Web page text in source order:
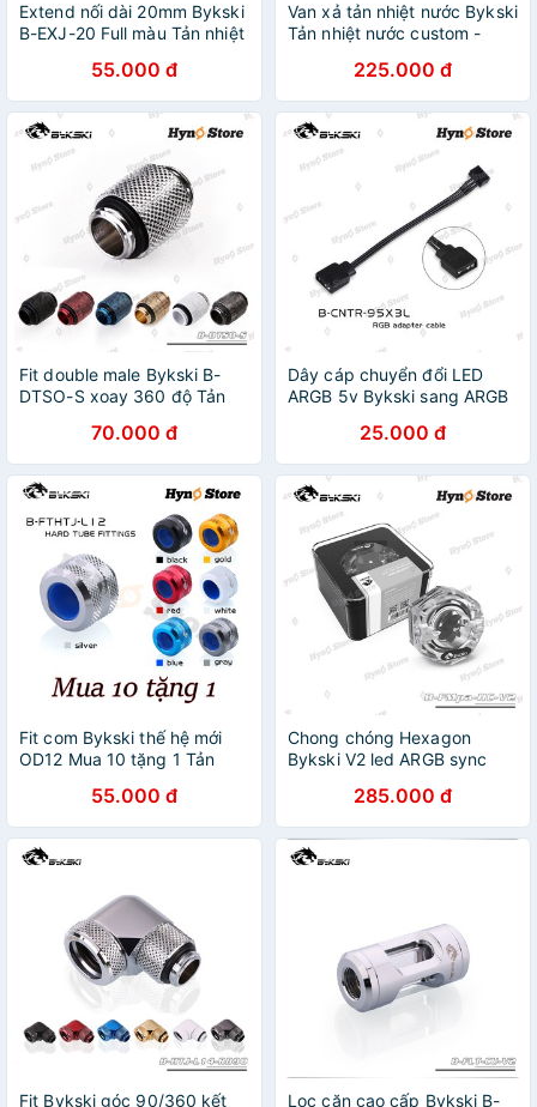
Extend nối dài 20mm Bykski
B-EXJ-20 Full màu Tản nhiệt
55.000 đ
Van xả tản nhiệt nước Bykski
Tản nhiệt nước custom -
225.000 đ
Fit double male Bykski B-
DTSO-S xoay 360 độ Tản
70.000 đ
Dây cáp chuyển đổi LED
ARGB 5v Bykski sang ARGB
25.000 đ
Fit com Bykski thế hệ mới
OD12 Mua 10 tặng 1 Tản
55.000 đ
Chong chóng Hexagon
Bykski V2 led ARGB sync
- Hyno Store285.000 đ
Fit Bykski góc 90/360 kết
Lọc cặn cao cấp Bykski B-